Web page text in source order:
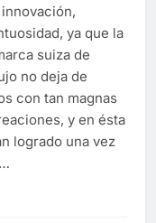
ya que la
suiza de
no deja de
con tan magnas
y en ésta
logrado una vez